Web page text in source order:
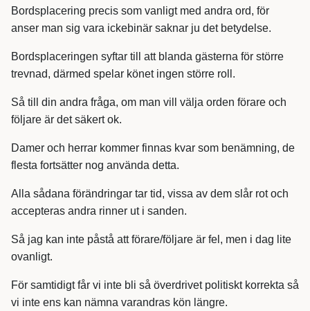
Bordsplacering precis som vanligt med andra ord, för
anser man sig vara ickebinär saknar ju det betydelse.
Bordsplaceringen syftar till att blanda gästerna för större
trevnad, därmed spelar könet ingen större roll.
Så till din andra fråga, om man vill välja orden förare och
följare är det säkert ok.
Damer och herrar kommer finnas kvar som benämning, de
flesta fortsätter nog använda detta.
Alla sådana förändringar tar tid, vissa av dem slår rot och
accepteras andra rinner ut i sanden.
Så jag kan inte påstå att förare/följare är fel, men i dag lite
ovanligt.
För samtidigt får vi inte bli så överdrivet politiskt korrekta så
vi inte ens kan nämna varandras kön längre.